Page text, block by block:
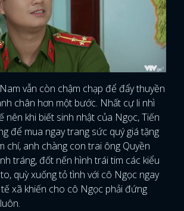
vẫn còn chậm chạp để đẩy thuyền
chân hơn một bước. Nhất cự li nhì
nên khi biết sinh nhật của Ngọc, Tiến
để mua ngay trang sức quý giá tặng
chí, anh chàng con trai ông Quyền
tráng, đốt nến hình trái tim các kiểu
quỳ xuống tỏ tình với cô Ngọc ngay
xã khiến cho cô Ngọc phải đứng